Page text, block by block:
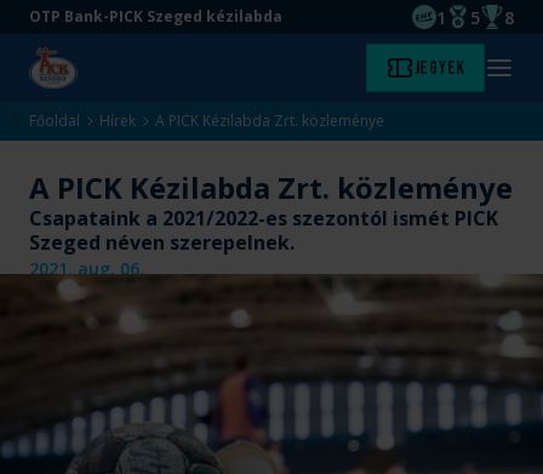
Ugrás
tartalomra
Ugrás
aljára
OTP Bank-PICK Szeged kézilabda
EHF
1
Magyar
5 8
Kezdőlap Jegyek Menü
Főoldal Hírek A PICK Kézilabda Zrt. közleménye
A PICK Kézilabda Zrt. közleménye
Csapataink a 2021/2022-es szezontól ismét PICK
Szeged néven szerepelnek.
2021. aug. 06.